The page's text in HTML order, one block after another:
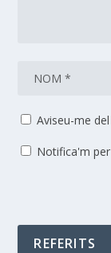
Aviseu-me
Notifica'm
REFERITS